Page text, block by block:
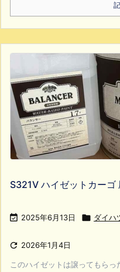
S321V ハイゼットカーゴ
 2025年6月13日  ダイハ
 2026年1月4日
このハイゼットは譲ってもら